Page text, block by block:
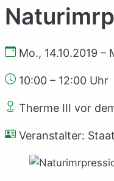
Mo., 14.10.2019 –
10:00 – 12:00 Uhr
Therme III vor
Veranstalter: